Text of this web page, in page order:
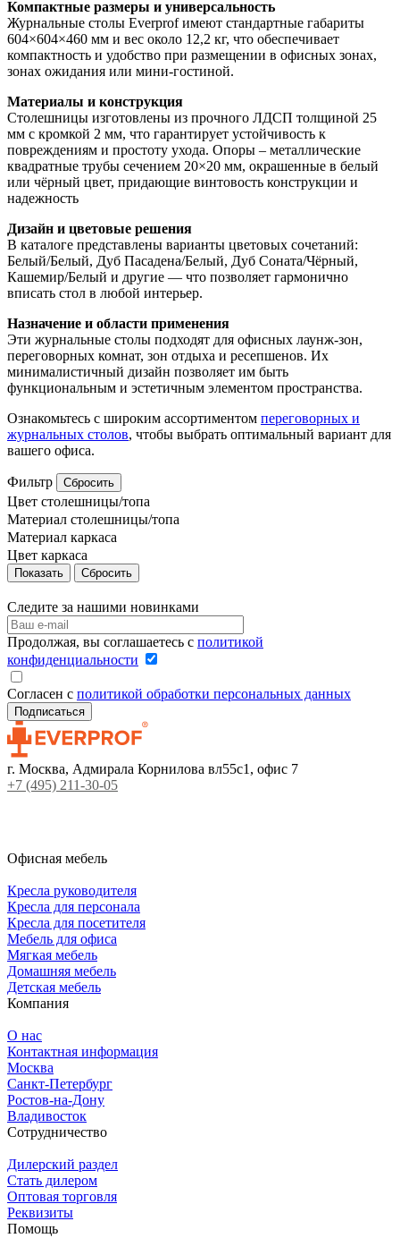
Компактные размеры и универсальность
Журнальные столы Everprof имеют стандартные габариты
604×604×460 мм и вес около 12,2 кг, что обеспечивает
компактность и удобство при размещении в офисных зонах,
зонах ожидания или мини‑гостиной.
Материалы и конструкция
Столешницы изготовлены из прочного ЛДСП толщиной 25
мм с кромкой 2 мм, что гарантирует устойчивость к
повреждениям и простоту ухода. Опоры – металлические
квадратные трубы сечением 20×20 мм, окрашенные в белый
или чёрный цвет, придающие винтовость конструкции и
надежность
Дизайн и цветовые решения
В каталоге представлены варианты цветовых сочетаний:
Белый/Белый, Дуб Пасадена/Белый, Дуб Соната/Чёрный,
Кашемир/Белый и другие — что позволяет гармонично
вписать стол в любой интерьер.
Назначение и области применения
Эти журнальные столы подходят для офисных лаунж‑зон,
переговорных комнат, зон отдыха и ресепшенов. Их
минималистичный дизайн позволяет им быть
функциональным и эстетичным элементом пространства.
Ознакомьтесь с широким ассортиментом переговорных и
журнальных столов, чтобы выбрать оптимальный вариант для
вашего офиса.
Фильтр Сбросить
Цвет столешницы/топа
Материал столешницы/топа
Материал каркаса
Цвет каркаса
Сбросить
Следите за нашими новинками
Продолжая, вы соглашаетесь с политикой
конфиденциальности
Согласен с политикой обработки персональных данных
г. Москва, Адмирала Корнилова вл55с1, офис 7
+7 (495) 211-30-05
Офисная мебель
Кресла руководителя
Кресла для персонала
Кресла для посетителя
Мебель для офиса
Мягкая мебель
Домашняя мебель
Детская мебель
Компания
О нас
Контактная информация
Москва
Санкт-Петербург
Ростов-на-Дону
Владивосток
Сотрудничество
Дилерский раздел
Стать дилером
Оптовая торговля
Реквизиты
Помощь